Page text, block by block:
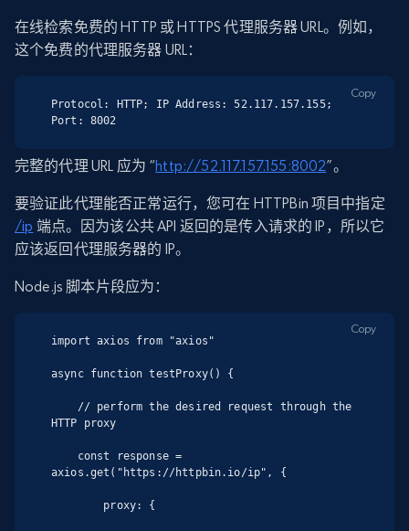
在线检索免费的 HTTP 或 HTTPS 代理服务器 URL。例如，
这个免费的代理服务器 URL：
Protocol: HTTP; IP Address: 52.117.157.155;
Port: 8002
Copy
完整的代理 URL 应为 “http://52.117.157.155:8002”。
要验证此代理能否正常运行，您可在 HTTPBin 项目中指定
/ip 端点。因为该公共 API 返回的是传入请求的 IP，所以它
应该返回代理服务器的 IP。
Node.js 脚本片段应为：
import axios from "axios"
async function testProxy() {
HTTP proxy
axios.get("https://httpbin.io/ip", {
Copy